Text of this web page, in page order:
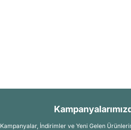
Kampanyalar, İndirimler ve Yeni Gelen